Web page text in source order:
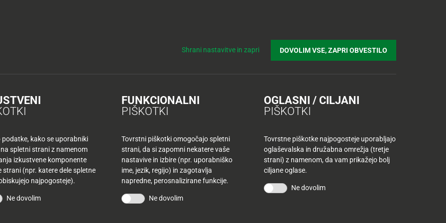
Shrani nastavitve in zapri DOVOLIM VSE, ZAPRI OBVESTILO
podatke, kako se uporabniki
spletni strani z namenom
izkustvene komponente
strani (npr. katere dele spletne
najpogosteje).
Ne dovolim
FUNKCIONALNI
PIŠKOTKI
Tovrstni piškotki omogočajo spletni
strani, da si zapomni nekatere vaše
nastavive in izbire (npr. uporabniško
ime, jezik, regijo) in zagotavlja
napredne, perosnalizirane funkcije.
Ne dovolim
OGLASNI / CILJANI
PIŠKOTKI
Tovrstne piškotke najpogosteje uporabljajo
oglaševalska in družabna omrežja (tretje
strani) z namenom, da vam prikažejo bolj
ciljane oglase.
Ne dovolim
Iskanje
Povejte
nam
Nakupovalni
listek
Spletni supermarket
ob Dravi
market. Poseben
nakupovanju. Tako
ob malici popili svežo
je dobilo 10 novih